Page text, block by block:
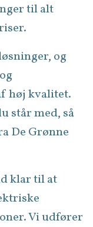
til alt
og
høj kvalitet.
står med, så
De Grønne
klar til at
Vi udfører